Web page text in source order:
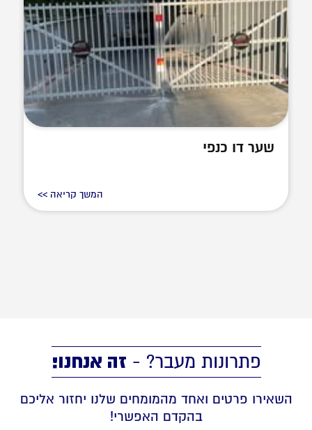
שער דו כנפי
המשך קריאה >>
פתרונות מעבר? - זה אנחנו!
השאירו פרטים ואחד מהמומחים שלנו יחזור אליכם
בהקדם האפשרי!